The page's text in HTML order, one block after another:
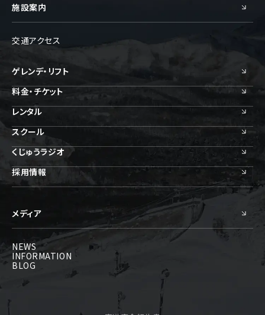
施設案内
交通アクセス
ゲレンデ・リフト
料金・チケット
レンタル
スクール
くじゅうラジオ
採用情報
メディア
NEWS
INFORMATION
BLOG